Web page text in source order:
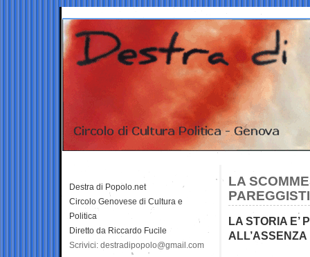
LA
PAREGGISTI
LA STORIA E’
Destra di Popolo.net
Circolo Genovese di Cultura e
Politica
Diretto da Riccardo Fucile
Scrivici: destradipopolo@gmail.com